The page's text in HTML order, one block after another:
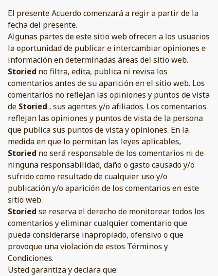
El presente Acuerdo comenzará a regir a partir de la
fecha del presente.
Algunas partes de este sitio web ofrecen a los usuarios
la oportunidad de publicar e intercambiar opiniones e
información en determinadas áreas del sitio web.
Storied no filtra, edita, publica ni revisa los
comentarios antes de su aparición en el sitio web. Los
comentarios no reflejan las opiniones y puntos de vista
de Storied , sus agentes y/o afiliados. Los comentarios
reflejan las opiniones y puntos de vista de la persona
que publica sus puntos de vista y opiniones. En la
medida en que lo permitan las leyes aplicables,
Storied no será responsable de los comentarios ni de
ninguna responsabilidad, daño o gasto causado y/o
sufrido como resultado de cualquier uso y/o
publicación y/o aparición de los comentarios en este
sitio web.
Storied se reserva el derecho de monitorear todos los
comentarios y eliminar cualquier comentario que
pueda considerarse inapropiado, ofensivo o que
provoque una violación de estos Términos y
Condiciones.
Usted garantiza y declara que: